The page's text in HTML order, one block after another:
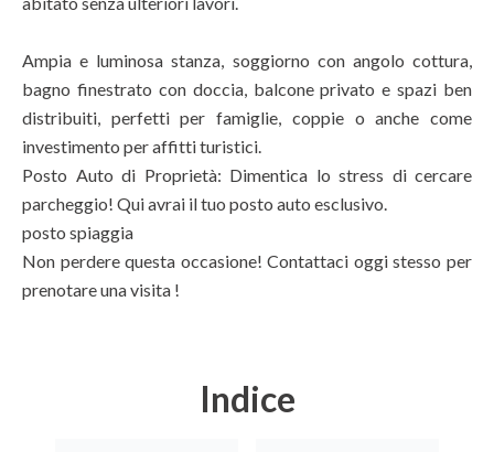
Ampia e luminosa stanza, soggiorno con angolo cottura,
bagno finestrato con doccia, balcone privato e spazi ben
distribuiti, perfetti per famiglie, coppie o anche come
investimento per affitti turistici.
Posto Auto di Proprietà: Dimentica lo stress di cercare
parcheggio! Qui avrai il tuo posto auto esclusivo.
posto spiaggia
Non perdere questa occasione! Contattaci oggi stesso per
prenotare una visita !
Indice